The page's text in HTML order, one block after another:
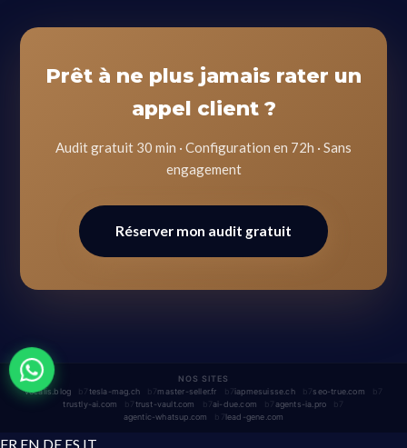
Prêt à ne plus jamais rater un
appel client ?
Audit gratuit 30 min · Configuration en 72h · Sans
engagement
Réserver mon audit gratuit
NOS SITES
vocalis.blog
tesla-mag.ch master-seller.fr iapmesuisse.ch
seo-true.com
trustly-ai.com
trust-vault.com ai-due.com
agents-ia.pro
agentic-whatsup.com
lead-gene.com
FR EN DE ES IT